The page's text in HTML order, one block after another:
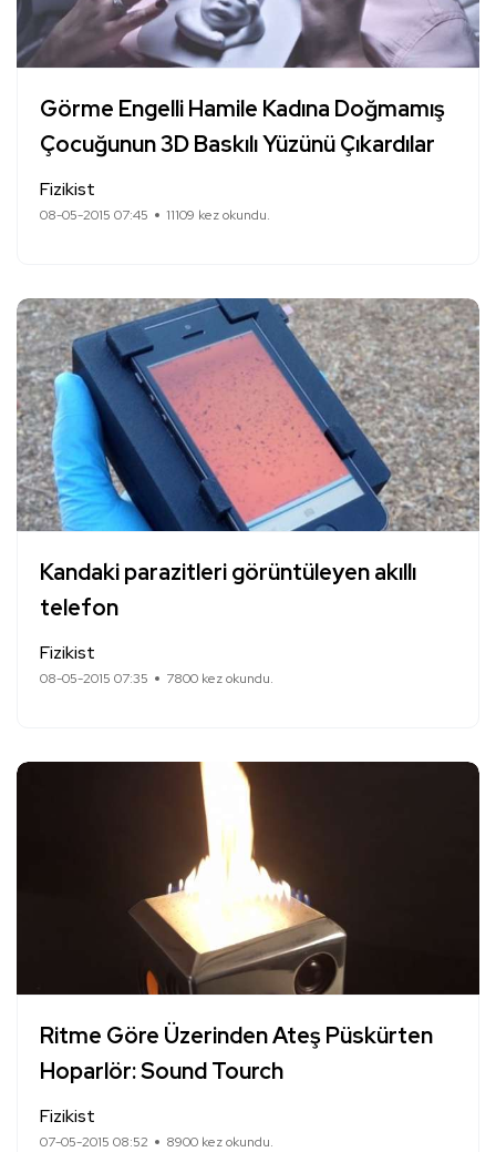
Görme Engelli Hamile Kadına Doğmamış
Çocuğunun 3D Baskılı Yüzünü Çıkardılar
Fizikist
08-05-2015 07:45 11109 kez okundu.
Kandaki parazitleri görüntüleyen akıllı
telefon
Fizikist
08-05-2015 07:35 7800 kez okundu.
Ritme Göre Üzerinden Ateş Püskürten
Hoparlör: Sound Tourch
Fizikist
07-05-2015 08:52 8900 kez okundu.